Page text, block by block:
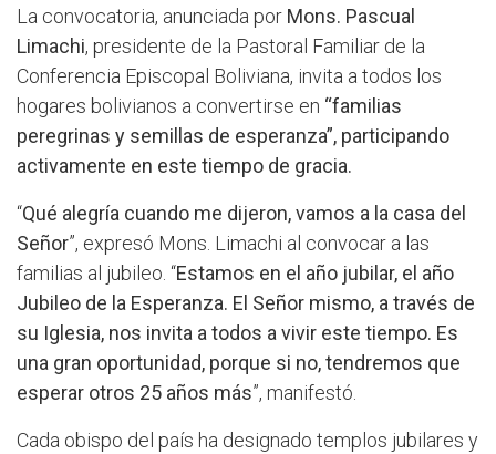
La convocatoria, anunciada por Mons. Pascual
Limachi, presidente de la Pastoral Familiar de la
Conferencia Episcopal Boliviana, invita a todos los
hogares bolivianos a convertirse en “familias
peregrinas y semillas de esperanza”, participando
activamente en este tiempo de gracia.
“Qué alegría cuando me dijeron, vamos a la casa del
Señor”, expresó Mons. Limachi al convocar a las
familias al jubileo. “Estamos en el año jubilar, el año
Jubileo de la Esperanza. El Señor mismo, a través de
su Iglesia, nos invita a todos a vivir este tiempo. Es
una gran oportunidad, porque si no, tendremos que
esperar otros 25 años más”, manifestó.
Cada obispo del país ha designado templos jubilares y